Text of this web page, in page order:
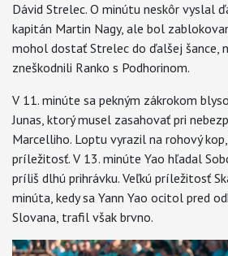
Dávid Strelec. O minútu neskôr vyslal
kapitán Martin Nagy, ale bol
mohol dostať Strelec do ďalšej šance,
zneškodnili Ranko s Podhorinom.
V 11. minúte sa pekným zákrokom
Junas, ktorý musel zasahovať pri
Marcelliho. Loptu vyrazil na rohový
príležitosť. V 13. minúte Yao hľadal
príliš dlhú prihrávku. Veľkú príležitosť
minúta, kedy sa Yann Yao ocitol pred
Slovana, trafil však brvno.